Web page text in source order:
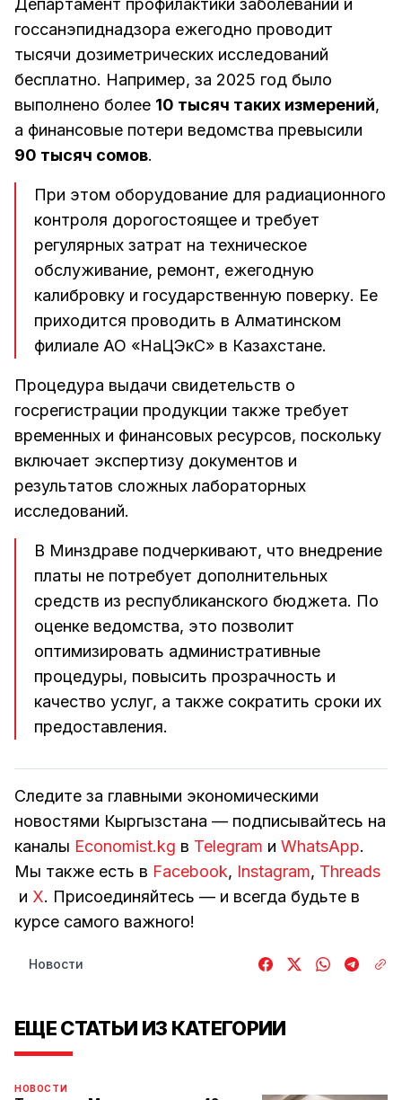
Департамент профилактики заболеваний и
госсанэпиднадзора ежегодно проводит
тысячи дозиметрических исследований
бесплатно. Например, за 2025 год было
выполнено более 10 тысяч таких измерений,
а финансовые потери ведомства превысили
90 тысяч сомов.
При этом оборудование для радиационного
контроля дорогостоящее и требует
регулярных затрат на техническое
обслуживание, ремонт, ежегодную
калибровку и государственную поверку. Ее
приходится проводить в Алматинском
филиале АО «НаЦЭкС» в Казахстане.
Процедура выдачи свидетельств о
госрегистрации продукции также требует
временных и финансовых ресурсов, поскольку
включает экспертизу документов и
результатов сложных лабораторных
исследований.
В Минздраве подчеркивают, что внедрение
платы не потребует дополнительных
средств из республиканского бюджета. По
оценке ведомства, это позволит
оптимизировать административные
процедуры, повысить прозрачность и
качество услуг, а также сократить сроки их
предоставления.
Следите за главными экономическими
новостями Кыргызстана — подписывайтесь на
каналы Economist.kg в Telegram и WhatsApp.
Мы также есть в Facebook, Instagram, Threads
и Х. Присоединяйтесь — и всегда будьте в
курсе самого важного!
Новости
ЕЩЕ СТАТЬИ ИЗ КАТЕГОРИИ
НОВОСТИ